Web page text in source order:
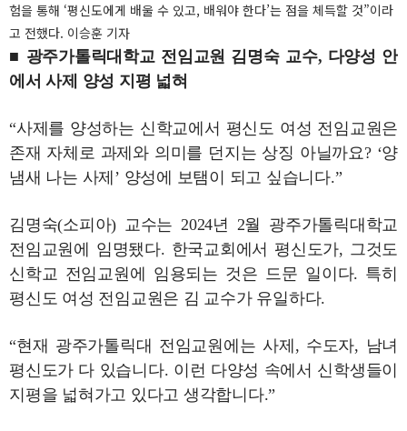
험을 통해 ‘평신도에게 배울 수 있고, 배워야 한다’는 점을 체득할 것”이라
고 전했다. 이승훈 기자
■ 광주가톨릭대학교 전임교원 김명숙 교수, 다양성 안
에서 사제 양성 지평 넓혀
“사제를 양성하는 신학교에서 평신도 여성 전임교원은
존재 자체로 과제와 의미를 던지는 상징 아닐까요? ‘양
냄새 나는 사제’ 양성에 보탬이 되고 싶습니다.”
김명숙(소피아) 교수는 2024년 2월 광주가톨릭대학교
전임교원에 임명됐다. 한국교회에서 평신도가, 그것도
신학교 전임교원에 임용되는 것은 드문 일이다. 특히
평신도 여성 전임교원은 김 교수가 유일하다.
“현재 광주가톨릭대 전임교원에는 사제, 수도자, 남녀
평신도가 다 있습니다. 이런 다양성 속에서 신학생들이
지평을 넓혀가고 있다고 생각합니다.”